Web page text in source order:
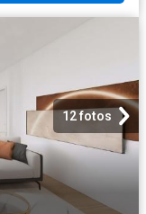
12 fotos